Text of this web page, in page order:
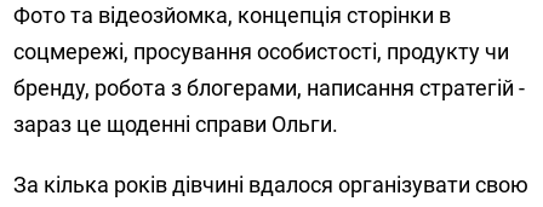
Фото та відеозйомка, концепція сторінки в
соцмережі, просування особистості, продукту чи
бренду, робота з блогерами, написання стратегій -
зараз це щоденні справи Ольги.
За кілька років дівчині вдалося організувати свою